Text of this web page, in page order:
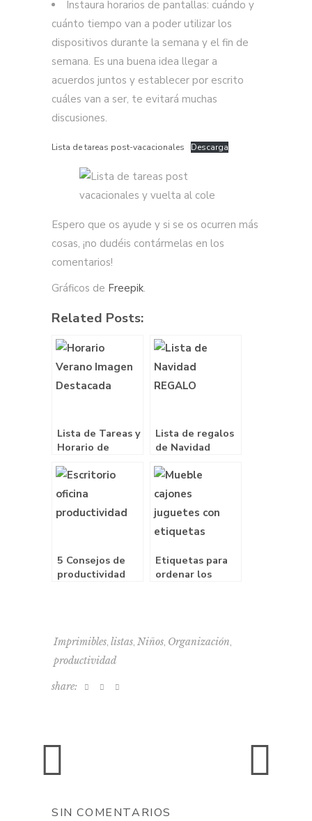
Instaura horarios de pantallas: cuándo y
cuánto tiempo van a poder utilizar los
dispositivos durante la semana y el fin de
semana. Es una buena idea llegar a
acuerdos juntos y establecer por escrito
cuáles van a ser, te evitará muchas
discusiones.
Lista de tareas post-vacacionales Descarga
Espero que os ayude y si se os ocurren más
cosas, ¡no dudéis contármelas en los
comentarios!
Gráficos de Freepik.
Related Posts:
Lista de Tareas y
Horario de
Descargable
Lista de regalos
de Navidad
gratis
5 Consejos de
productividad
Etiquetas para
ordenar los
Imprimibles, listas, Niños, Organización,
productividad
share:
SIN COMENTARIOS